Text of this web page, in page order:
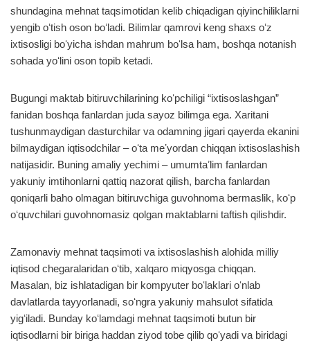
shundagina mehnat taqsimotidan kelib chiqadigan qiyinchiliklarni
yengib oʻtish oson boʻladi. Bilimlar qamrovi keng shaxs oʻz
ixtisosligi boʻyicha ishdan mahrum boʻlsa ham, boshqa notanish
sohada yoʻlini oson topib ketadi.
Bugungi maktab bitiruvchilarining koʻpchiligi “ixtisoslashgan”
fanidan boshqa fanlardan juda sayoz bilimga ega. Xaritani
tushunmaydigan dasturchilar va odamning jigari qayerda ekanini
bilmaydigan iqtisodchilar – oʻta meʼyordan chiqqan ixtisoslashish
natijasidir. Buning amaliy yechimi – umumtaʼlim fanlardan
yakuniy imtihonlarni qattiq nazorat qilish, barcha fanlardan
qoniqarli baho olmagan bitiruvchiga guvohnoma bermaslik, koʻp
oʻquvchilari guvohnomasiz qolgan maktablarni taftish qilishdir.
Zamonaviy mehnat taqsimoti va ixtisoslashish alohida milliy
iqtisod chegaralaridan oʻtib, xalqaro miqyosga chiqqan.
Masalan, biz ishlatadigan bir kompyuter boʻlaklari oʻnlab
davlatlarda tayyorlanadi, soʻngra yakuniy mahsulot sifatida
yigʻiladi. Bunday koʻlamdagi mehnat taqsimoti butun bir
iqtisodlarni bir biriga haddan ziyod tobe qilib qoʻyadi va biridagi